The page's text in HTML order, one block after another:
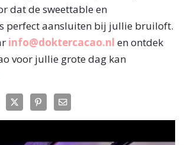
dat de sweettable en
perfect aansluiten bij jullie bruiloft.
info@doktercacao.nl en ontdek
voor jullie grote dag kan